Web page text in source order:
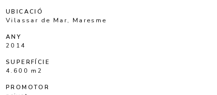
UBICACIÓ
Vilassar de Mar, Maresme
ANY
2014
SUPERFÍCIE
4.600 m2
PROMOTOR